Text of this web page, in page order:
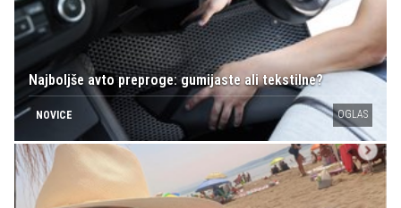
Najboljše avto preproge: gumijaste ali tekstilne?
NOVICE OGLAS